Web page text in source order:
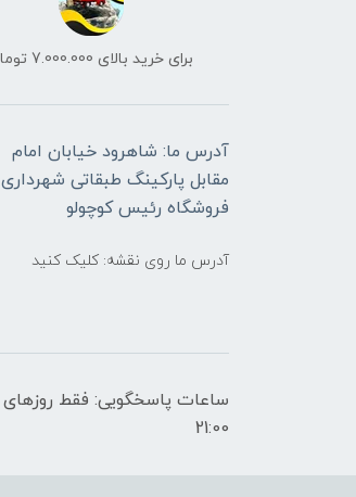
برای خرید بالای 7.000.000 تومان
آدرس ما: شاهرود خیابان امام
مقابل پارکینگ طبقاتی شهرداری
فروشگاه رئیس کوچولو
آدرس ما روی نقشه: کلیک کنید
21:00